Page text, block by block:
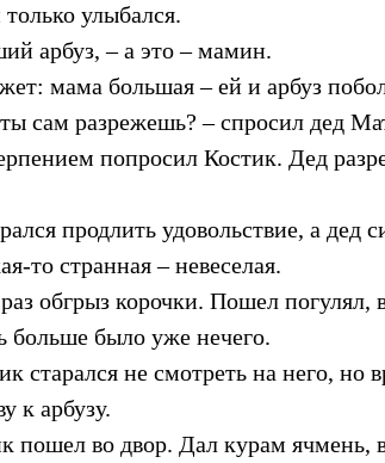
улыбался.
арбуз, – а это – мамин.
мама большая – ей и арбуз
сам разрежешь? – спросил дед
попросил Костик. Дед
продлить удовольствие, а дед
то странная – невеселая.
обгрыз корочки. Пошел погулял,
больше было уже нечего.
старался не смотреть на него, но
к арбузу.
пошел во двор. Дал курам ячмень,